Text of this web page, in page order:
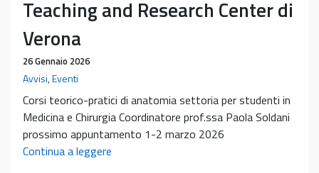
2026”
LM
–
Scuola
Teaching and Research Center di
Verona
26 Gennaio 2026
Avvisi,Eventi
Corsi teorico-pratici di anatomia settoria per studenti in
Medicina e Chirurgia Coordinatore prof.ssa Paola Soldani
prossimo appuntamento 1-2 marzo 2026
Continua a leggere